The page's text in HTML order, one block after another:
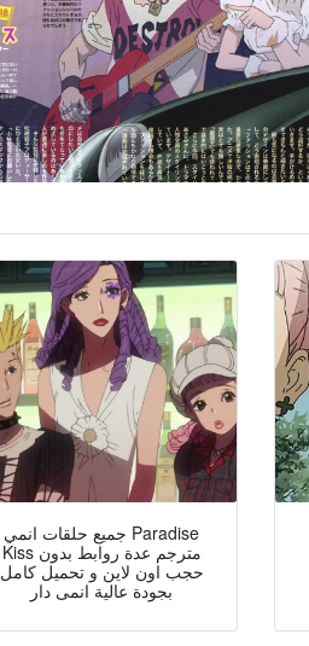
جميع حلقات انمي Paradise
Kiss مترجم عدة روابط بدون
حجب اون لاين و تحميل كامل
بجودة عالية انمى دار